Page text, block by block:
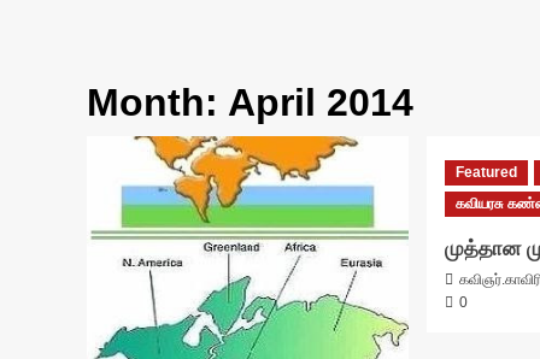
Month: April 2014
Featured
கவியரசு
முத்தான
0